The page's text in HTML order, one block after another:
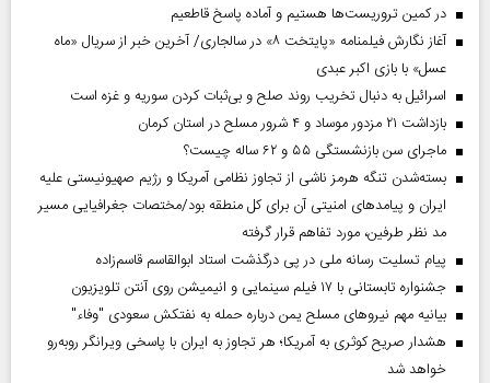
در کمین تروریست‌ها هستیم و آماده پاسخ قاطعیم
آغاز نگارش فیلمنامه «پایتخت ۸» در سالجاری/ آخرین خبر از سریال «ماه
عسل» با بازی اکبر عبدی
اسرائیل به دنبال تخریب روند صلح و بی‌ثبات کردن سوریه و غزه است
بازداشت ۲۱ مزدور موساد و ۴ شرور مسلح در استان کرمان
ماجرای سن بازنشستگی ۵۵ و ۶۲ ساله چیست؟
بسته‌شدن تنگه هرمز ناشی از تجاوز نظامی آمریکا و رژیم صهیونیستی علیه
ایران و پیامد‌های امنیتی آن برای کل منطقه بود/مختصات جغرافیایی مسیر
مد نظر طرفین، مورد تفاهم قرار گرفته
پیام تسلیت رسانه ملی در پی درگذشت استاد ابوالقاسم قاسم‌زاده
جشنواره تابستانی با ۱۷ فیلم سینمایی و انیمیشن روی آنتن تلویزیون
بیانیه مهم نیروهای مسلح یمن درباره حمله به نفتکش سعودی "وفاء"
هشدار صریح کوثری به آمریکا؛ هر تجاوز به ایران با پاسخی ویرانگر روبه‌رو
خواهد شد